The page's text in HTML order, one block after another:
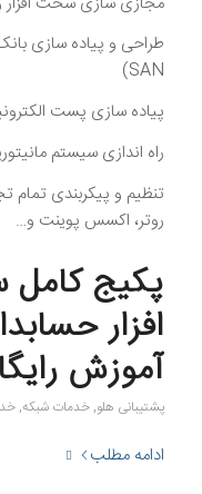
SAN)
پیاده سازی پست
راه اندازی سیستم
تنظیم و پیکربندی تمام
روتر، اکسس پوینت و…
پکیج کامل
افزار
آموزش
پشتیبانی هلو,خدمات شبکه,
ادامه مطلب